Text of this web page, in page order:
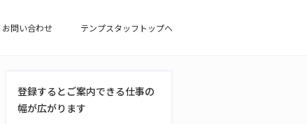
お問い合わせ テンプスタッフトップへ
登録するとご案内できる仕事の
幅が広がります